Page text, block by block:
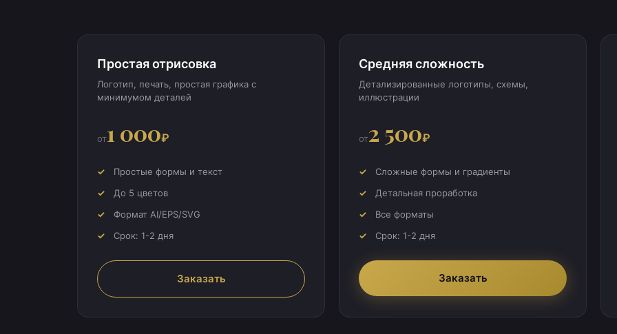
Простая отрисовка
Логотип, печать, простая графика с
минимумом деталей
от1 000₽
Простые формы и текст
До 5 цветов
Формат AI/EPS/SVG
Срок: 1-2 дня
Заказать
Средняя сложность
Детализированные логотипы, схемы,
иллюстрации
от2 500₽
Сложные формы и градиенты
Детальная проработка
Все форматы
Срок: 1-2 дня
Заказать